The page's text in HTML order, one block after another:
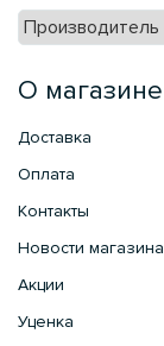
О магазине
Доставка
Оплата
Контакты
Новости магазина
Акции
Уценка